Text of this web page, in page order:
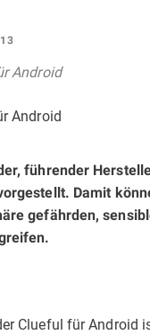
Android
Android
führender
Damit
gefährden,
Clueful für Android